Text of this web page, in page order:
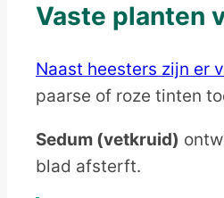
Vaste planten
Naast heesters zijn er
paarse of roze tinten
Sedum (vetkruid)
blad afsterft.